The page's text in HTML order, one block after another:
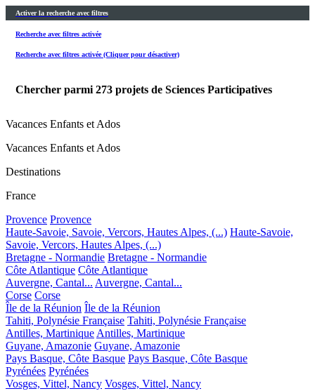
Activer la recherche avec filtres
Recherche avec filtres activée
Recherche avec filtres activée (Cliquer pour désactiver)
Chercher parmi 273 projets de Sciences Participatives
Vacances Enfants et Ados
Vacances Enfants et Ados
Destinations
France
Provence Provence
Haute-Savoie, Savoie, Vercors, Hautes Alpes, (...) Haute-Savoie,
Savoie, Vercors, Hautes Alpes, (...)
Bretagne - Normandie Bretagne - Normandie
Côte Atlantique Côte Atlantique
Auvergne, Cantal... Auvergne, Cantal...
Corse Corse
Île de la Réunion Île de la Réunion
Tahiti, Polynésie Française Tahiti, Polynésie Française
Antilles, MartiniqueAntilles, Martinique
Guyane, Amazonie Guyane, Amazonie
Pays Basque, Côte Basque Pays Basque, Côte Basque
Pyrénées Pyrénées
Vosges, Vittel, Nancy Vosges, Vittel, Nancy